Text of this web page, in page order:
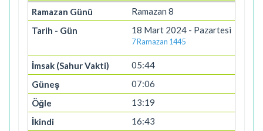
Ramazan 8
18 Mart 2024 - Pazartesi
7 Ramazan 1445
05:44
07:06
13:19
16:43